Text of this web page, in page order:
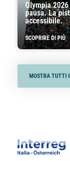
Olympia
pausa. La
accessibile.
SCOPRIRE DI PIÙ
MOSTRA TUTTI